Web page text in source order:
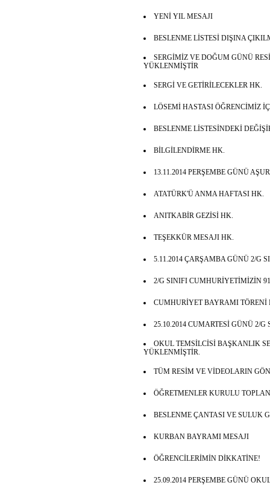
YENİ YIL MESAJI
BESLENME LİSTESİ DIŞINA
SERGİMİZ VE DOĞUM GÜNÜ
YÜKLENMİŞTİR
SERGİ VE GETİRİLECEKLER HK.
LÖSEMİ HASTASI ÖĞRENCİMİZ
BESLENME LİSTESİNDEKİ
BİLGİLENDİRME HK.
13.11.2014 PERŞEMBE GÜNÜ
ATATÜRK'Ü ANMA HAFTASI HK.
ANITKABİR GEZİSİ HK.
TEŞEKKÜR MESAJI HK.
5.11.2014 ÇARŞAMBA GÜNÜ 2/G
2/G SINIFI CUMHURİYETİMİZİN
CUMHURİYET BAYRAMI TÖRENİ
25.10.2014 CUMARTESİ GÜNÜ 2/
OKUL TEMSİLCİSİ BAŞKANLIK
YÜKLENMİŞTİR.
TÜM RESİM VE VİDEOLARIN
ÖĞRETMENLER KURULU
BESLENME ÇANTASI VE SULUK
KURBAN BAYRAMI MESAJI
ÖĞRENCİLERİMİN DİKKATİNE!
25.09.2014 PERŞEMBE GÜNÜ